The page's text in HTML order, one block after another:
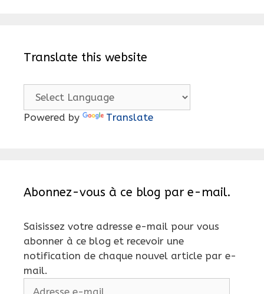
Translate this website
Powered by Translate
Abonnez-vous à ce blog par e-mail.
Saisissez votre adresse e-mail pour vous
abonner à ce blog et recevoir une
notification de chaque nouvel article par e-
mail.